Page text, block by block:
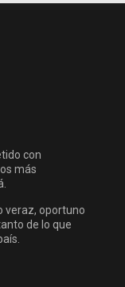
con
más
veraz, oportuno
de lo que